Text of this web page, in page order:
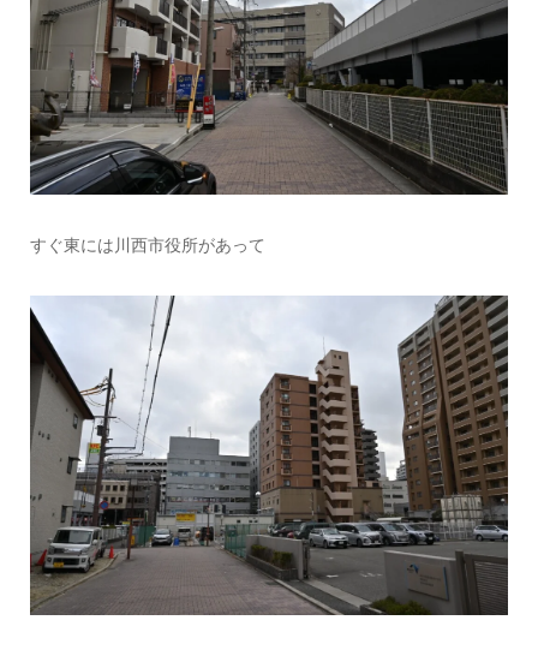
すぐ東には川西市役所があって